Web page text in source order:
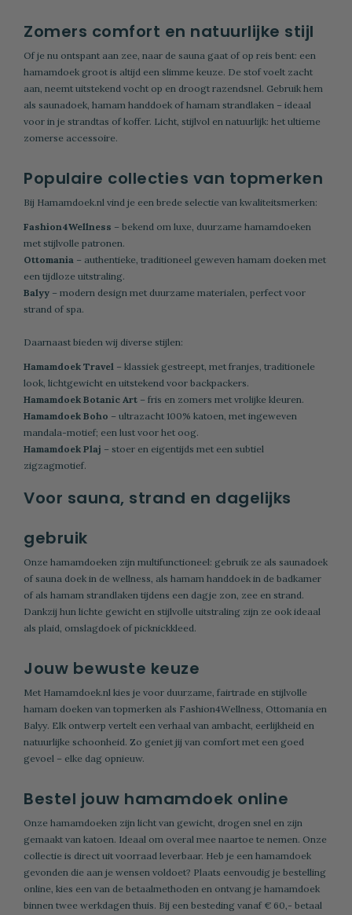
Zomers comfort en natuurlijke stijl
Of je nu ontspant aan zee, naar de sauna gaat of op reis bent: een
hamamdoek groot is altijd een slimme keuze. De stof voelt zacht
aan, neemt uitstekend vocht op en droogt razendsnel. Gebruik hem
als saunadoek, hamam handdoek of hamam strandlaken – ideaal
voor in je strandtas of koffer. Licht, stijlvol en natuurlijk: het ultieme
zomerse accessoire.
Populaire collecties van topmerken
Bij Hamamdoek.nl vind je een brede selectie van kwaliteitsmerken:
Fashion4Wellness – bekend om luxe, duurzame hamamdoeken
met stijlvolle patronen.
Ottomania – authentieke, traditioneel geweven hamam doeken met
een tijdloze uitstraling.
Balyy – modern design met duurzame materialen, perfect voor
strand of spa.
Daarnaast bieden wij diverse stijlen:
Hamamdoek Travel – klassiek gestreept, met franjes, traditionele
look, lichtgewicht en uitstekend voor backpackers.
Hamamdoek Botanic Art – fris en zomers met vrolijke kleuren.
Hamamdoek Boho – ultrazacht 100% katoen, met ingeweven
mandala-motief; een lust voor het oog.
Hamamdoek Plaj – stoer en eigentijds met een subtiel
zigzagmotief.
Voor sauna, strand en dagelijks
gebruik
Onze hamamdoeken zijn multifunctioneel: gebruik ze als saunadoek
of sauna doek in de wellness, als hamam handdoek in de badkamer
of als hamam strandlaken tijdens een dagje zon, zee en strand.
Dankzij hun lichte gewicht en stijlvolle uitstraling zijn ze ook ideaal
als plaid, omslagdoek of picknickkleed.
Jouw bewuste keuze
Met Hamamdoek.nl kies je voor duurzame, fairtrade en stijlvolle
hamam doeken van topmerken als Fashion4Wellness, Ottomania en
Balyy. Elk ontwerp vertelt een verhaal van ambacht, eerlijkheid en
natuurlijke schoonheid. Zo geniet jij van comfort met een goed
gevoel – elke dag opnieuw.
Bestel jouw hamamdoek online
Onze hamamdoeken zijn licht van gewicht, drogen snel en zijn
gemaakt van katoen. Ideaal om overal mee naartoe te nemen. Onze
collectie is direct uit voorraad leverbaar. Heb je een hamamdoek
gevonden die aan je wensen voldoet? Plaats eenvoudig je bestelling
online, kies een van de betaalmethoden en ontvang je hamamdoek
binnen twee werkdagen thuis. Bij een besteding vanaf € 60,- betaal